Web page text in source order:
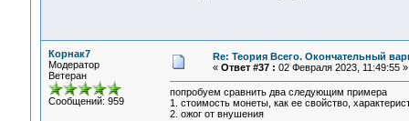
Корнак7
Модератор
Ветеран
Сообщений: 959
Re: Теория Всего. Окончательный
« Ответ #37 : 02 Февраля 2023, 11:49:55 »
попробуем сравнить два следующим примера
1. стоимость монеты, как ее свойство,
2. ожог от внушения